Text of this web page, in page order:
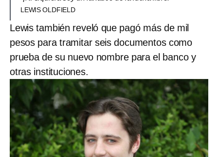
LEWIS OLDFIELD
Lewis también reveló que pagó más de mil
pesos para tramitar seis documentos como
prueba de su nuevo nombre para el banco y
otras instituciones.